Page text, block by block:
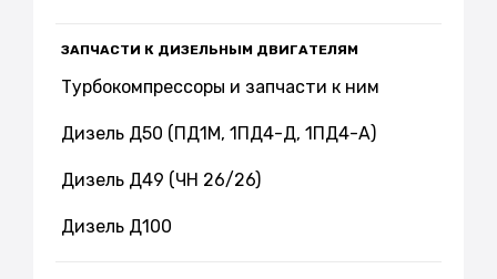
ЗАПЧАСТИ К ДИЗЕЛЬНЫМ ДВИГАТЕЛЯМ
Турбокомпрессоры и запчасти к ним
Дизель Д50 (ПД1М, 1ПД4-Д, 1ПД4-А)
Дизель Д49 (ЧН 26/26)
Дизель Д100